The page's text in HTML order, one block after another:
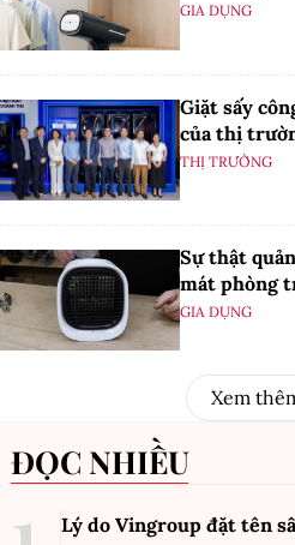
GIA DỤNG
Giặt sấy
của thị
THỊ TRƯỜNG
Sự thật
mát phòng
GIA DỤNG
Xem
ĐỌC NHIỀU
Lý do Vingroup đặt tên